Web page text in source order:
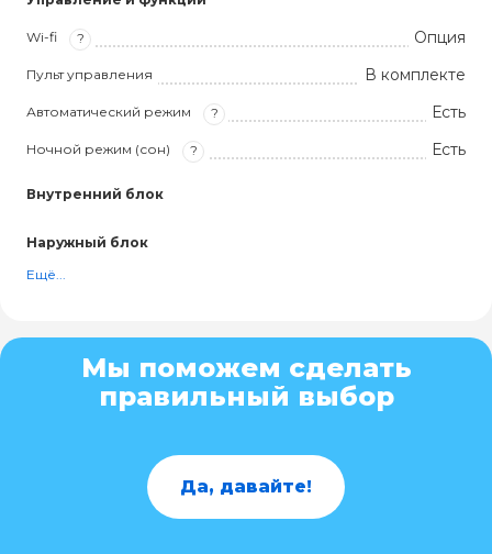
Wi-fi ? Опция
Пульт управления В комплекте
Автоматический режим ? Есть
Ночной режим (сон) ? Есть
Внутренний блок
Наружный блок
Ещё...
Мы поможем сделать
правильный выбор
Да, давайте!